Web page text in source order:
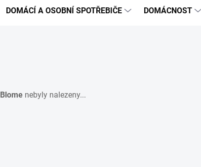
DOMÁCÍ A OSOBNÍ SPOTŘEBIČE DOMÁCNOST
Blome nebyly nalezeny...